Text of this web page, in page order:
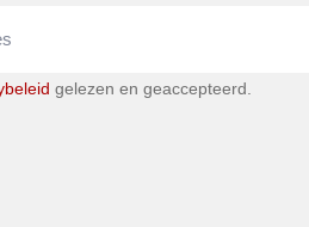
gelezen en geaccepteerd.